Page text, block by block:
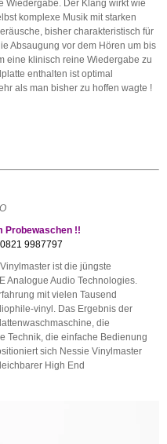
Wiedergabe. Der Klang wirkt wie
komplexe Musik mit starken
bisher charakteristisch für
Absaugung vor dem Hören um bis
eine klinisch reine Wiedergabe zu
enthalten ist optimal
als man bisher zu hoffen wagte !
Probewaschen !!
9987797
ist die jüngste
Analogue Audio Technologies.
mit vielen Tausend
vinyl. Das Ergebnis der
die
Technik, die einfache Bedienung
sich Nessie Vinylmaster
High End